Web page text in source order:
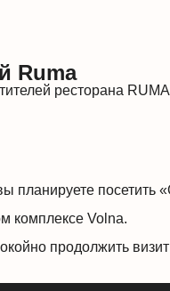
Ruma
ресторана RUMA
посетить
комплексе Volna.
продолжить